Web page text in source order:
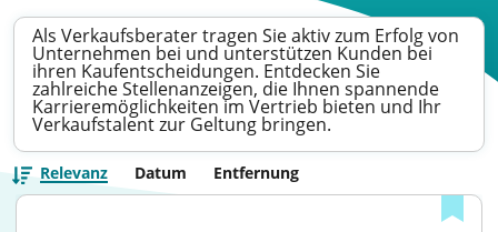
Als Verkaufsberater tragen Sie aktiv zum Erfolg von
Unternehmen bei und unterstützen Kunden bei
ihren Kaufentscheidungen. Entdecken Sie
zahlreiche Stellenanzeigen, die Ihnen spannende
Karrieremöglichkeiten im Vertrieb bieten und Ihr
Verkaufstalent zur Geltung bringen.
Relevanz Datum Entfernung